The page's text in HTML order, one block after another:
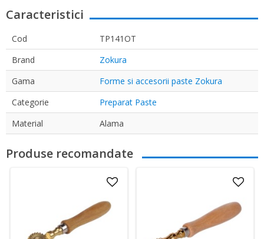
Caracteristici
Cod
TP141OT
Brand
Zokura
Gama
Forme si accesorii paste Zokura
Categorie
Preparat Paste
Material
Alama
Produse recomandate